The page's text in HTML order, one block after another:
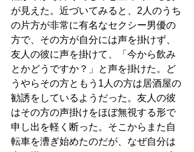
が見えた。近づいてみると、2人のうち
の片方が非常に有名なセクシー男優の
方で、その方が自分には声を掛けず、
友人の彼に声を掛けて、「今から飲み
とかどうですか？」と声を掛けた。ど
うやらその方ともう1人の方は居酒屋の
勧誘をしているようだった。友人の彼
はその方の声掛けをほぼ無視する形で
申し出を軽く断った。そこからまた自
転車を漕ぎ始めたのだが、なぜ自分は